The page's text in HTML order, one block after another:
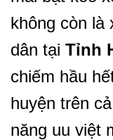
không còn là
dân tại Tỉnh
chiếm hầu
huyện trên
năng uu việt